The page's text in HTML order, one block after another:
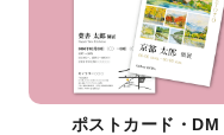
ポストカード・DM